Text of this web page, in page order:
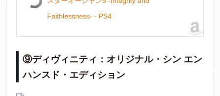
Faithlessness- - PS4
⑨ディヴィニティ：オリジナル・シン エン
ハンスド・エディション